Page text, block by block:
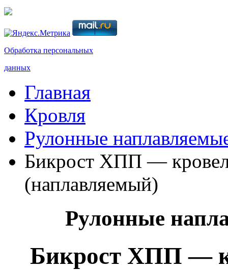
Обработка персональных
данных
Главная
Кровля
Рулонные
Бикрост ХПП —
(наплавляемый)
Рулонные
Бикрост ХПП —